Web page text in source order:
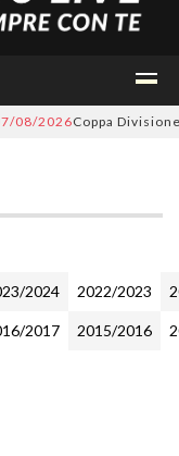
2026Coppa Divisione,
2024 2022/2023
2017 2015/2016